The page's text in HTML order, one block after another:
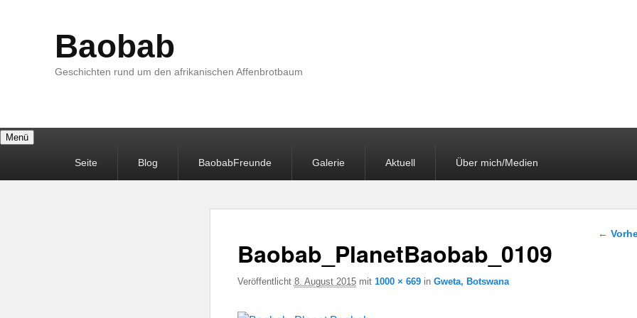
Baobab
Geschichten rund um den afrikanischen Affenbrotbaum
Menü
Seite Blog BaobabFreunde Galerie Aktuell Über mich/Medien
Bilder-
←
Baobab_PlanetBaobab_0109
Veröffentlicht 8. August 2015mit 1000 × 669in Gweta, Botswana